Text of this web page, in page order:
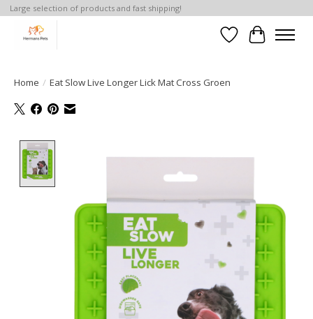
Large selection of products and fast shipping!
Verlanglijst
Home / Eat Slow Live Longer Lick Mat Cross Groen